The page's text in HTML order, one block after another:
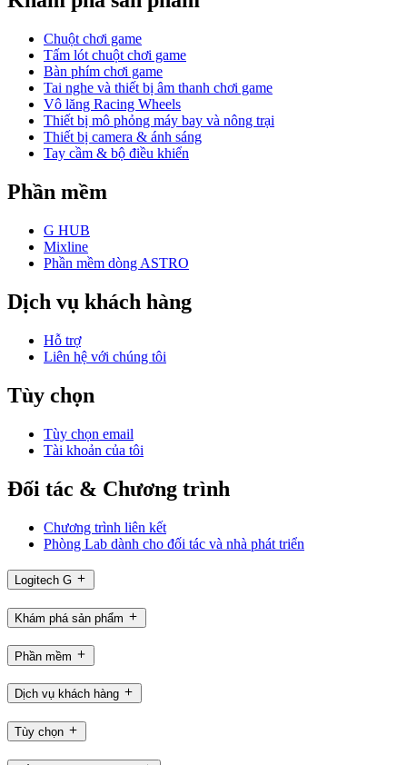
Chuột chơi game
Tấm lót chuột chơi game
Bàn phím chơi game
Tai nghe và thiết bị âm thanh chơi game
Vô lăng Racing Wheels
Thiết bị mô phỏng máy bay và nông trại
Thiết bị camera & ánh sáng
Tay cầm & bộ điều khiển
Phần mềm
G HUB
Mixline
Phần mềm dòng ASTRO
Dịch vụ khách hàng
Hỗ trợ
Liên hệ với chúng tôi
Tùy chọn
Tùy chọn email
Tài khoản của tôi
Đối tác & Chương trình
Chương trình liên kết
Phòng Lab dành cho đối tác và nhà phát triển
Logitech G
Khám phá sản phẩm
Phần mềm
Dịch vụ khách hàng
Tùy chọn